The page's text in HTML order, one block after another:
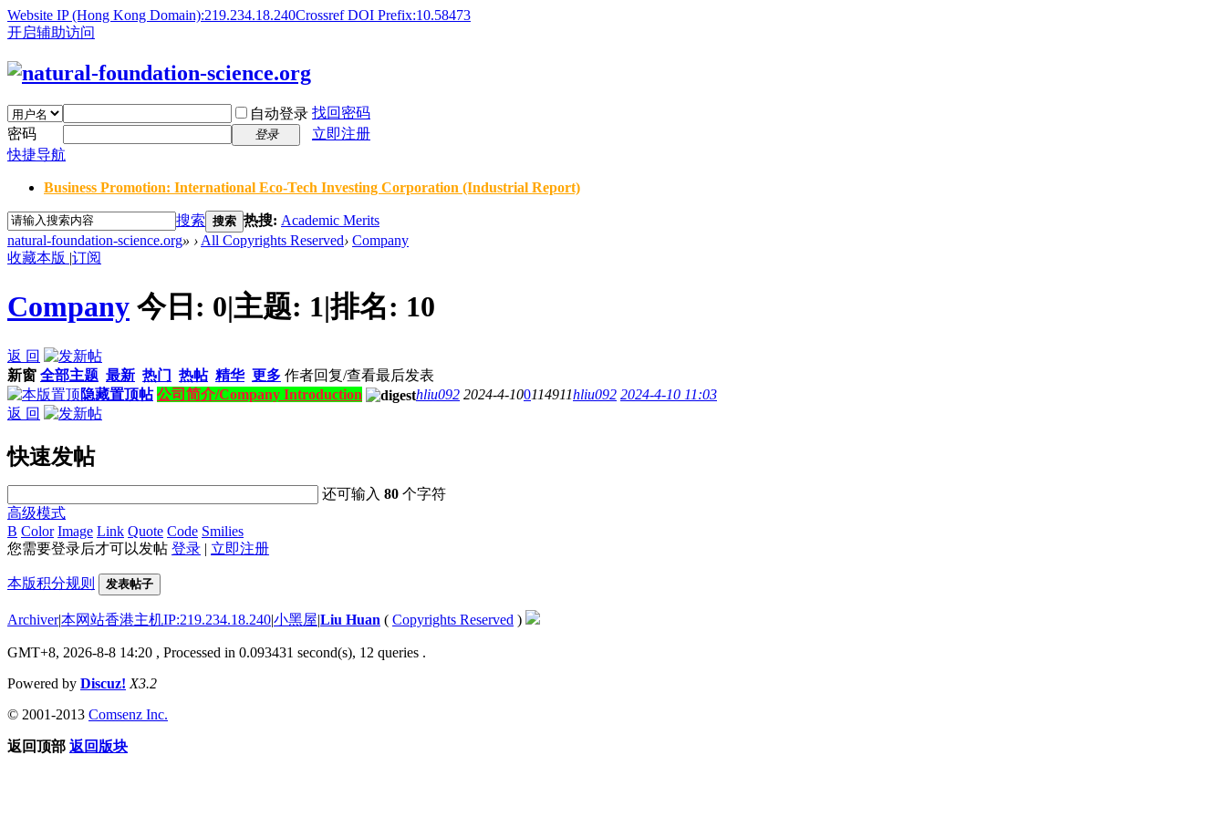
Website IP (Hong Kong Domain):219.234.18.240Crossref DOI Prefix:10.58473
开启辅助访问
自动登录 找回密码
密码
登录
立即注册
快捷导航
Business Promotion: International Eco-Tech Investing Corporation (Industrial Report)
搜索 搜索 热搜: Academic Merits
natural-foundation-science.org» › All Copyrights Reserved› Company
收藏本版 |订阅
Company 今日: 0|主题: 1|排名: 10
返 回
新窗 全部主题 最新 热门 热帖 精华 更多 作者回复/查看最后发表
隐藏置顶帖 公司简介/Company Introduction hliu092 2024-4-100114911hliu092 2024-4-10 11:03
返 回
快速发帖
还可输入80 个字符
高级模式
B Color Image Link Quote Code Smilies
您需要登录后才可以发帖 登录 | 立即注册
本版积分规则 发表帖子
Archiver|本网站香港主机IP:219.234.18.240|小黑屋|Liu Huan ( Copyrights Reserved )
GMT+8, 2026-8-8 14:20 , Processed in 0.093431 second(s), 12 queries .
Powered by Discuz! X3.2
© 2001-2013 Comsenz Inc.
返回顶部 返回版块